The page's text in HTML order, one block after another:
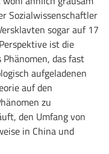
Sozialwissenschaftler
sogar auf 17
ist die
das fast
aufgeladenen
auf den
zu
den Umfang von
in China und